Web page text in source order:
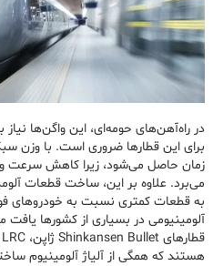
در راه‌آهن‌های حومه‌ای، این واگن‌ها
برای این قطارها ضروری است. با وزن
زمان حاصل می‌شود، زیرا کاهش سرعت
می‌برد. علاوه بر این، ساخت قطعات
به قطعات کمتری نسبت به خودروهای
آلومینیومی در بسیاری از کشورها
هستند که همگی از آلیاژ آلومینیوم